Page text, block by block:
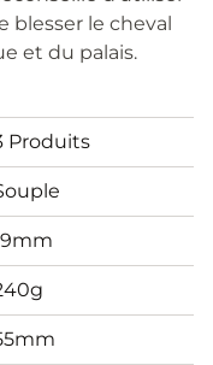
blesser le cheval
et du palais.
Produits